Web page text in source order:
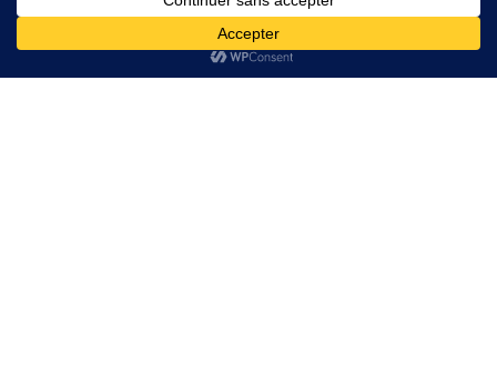
Prix de l’Oretde L’Argent